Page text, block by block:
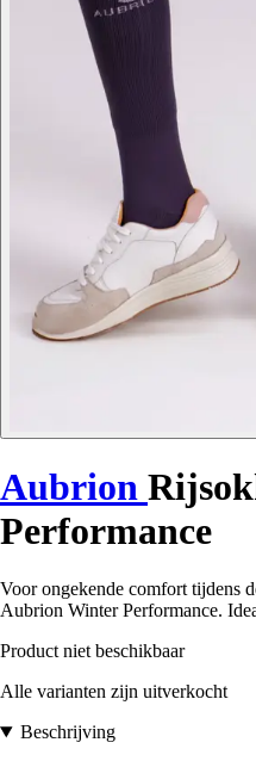
Aubrion
Performance
Voor ongekende comfort tijdens
Aubrion Winter Performance.
Product niet beschikbaar
Alle varianten zijn uitverkocht
Beschrijving